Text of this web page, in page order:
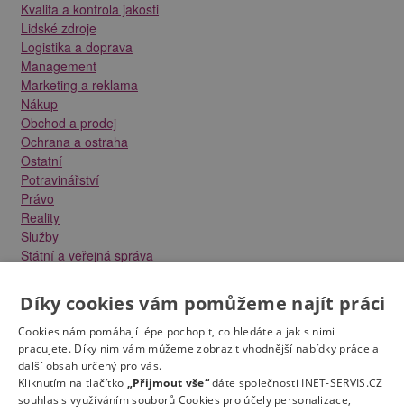
Kvalita a kontrola jakosti
Lidské zdroje
Logistika a doprava
Management
Marketing a reklama
Nákup
Obchod a prodej
Ochrana a ostraha
Ostatní
Potravinářství
Právo
Reality
Služby
Státní a veřejná správa
Strojírenství
Technika a elektrotechnika
Tvůrčí práce a design
Výroba
Vzdělávání a školství
Zdravotnictví
Zemědělství, lesnictví a vodní hospodářství
Díky cookies vám pomůžeme najít práci
Cookies nám pomáhají lépe pochopit, co hledáte a jak s nimi
pracujete. Díky nim vám můžeme zobrazit vhodnější nabídky práce a
další obsah určený pro vás.
Kliknutím na tlačítko „Přijmout vše“dáte společnosti INET-SERVIS.CZ
souhlas s využíváním souborů Cookies pro účely personalizace,